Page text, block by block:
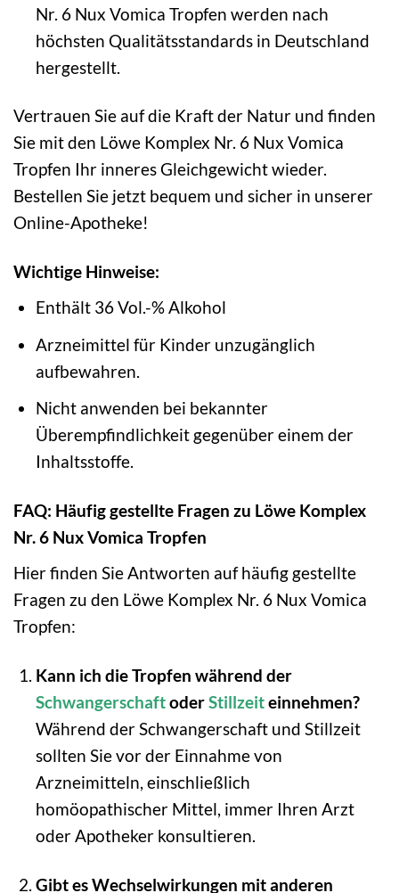
Nr. 6 Nux Vomica Tropfen werden nach
höchsten Qualitätsstandards in Deutschland
hergestellt.
Vertrauen Sie auf die Kraft der Natur und finden
Sie mit den Löwe Komplex Nr. 6 Nux Vomica
Tropfen Ihr inneres Gleichgewicht wieder.
Bestellen Sie jetzt bequem und sicher in unserer
Online-Apotheke!
Wichtige Hinweise:
Enthält 36 Vol.-% Alkohol
Arzneimittel für Kinder unzugänglich
aufbewahren.
Nicht anwenden bei bekannter
Überempfindlichkeit gegenüber einem der
Inhaltsstoffe.
FAQ: Häufig gestellte Fragen zu Löwe Komplex
Nr. 6 Nux Vomica Tropfen
Hier finden Sie Antworten auf häufig gestellte
Fragen zu den Löwe Komplex Nr. 6 Nux Vomica
Tropfen:
Kann ich die Tropfen während der
SchwangerschaftoderStillzeiteinnehmen?
Während der Schwangerschaft und Stillzeit
sollten Sie vor der Einnahme von
Arzneimitteln, einschließlich
homöopathischer Mittel, immer Ihren Arzt
oder Apotheker konsultieren.
Gibt es Wechselwirkungen mit anderen